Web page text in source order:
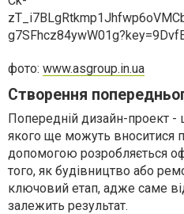
фото: www.asgroup.in.ua
Створення
Попередній дизайн-проект -
якого ще можуть вноситися
допомогою розробляється
того, як будівництво або
ключовий етап, адже саме
залежить результат.